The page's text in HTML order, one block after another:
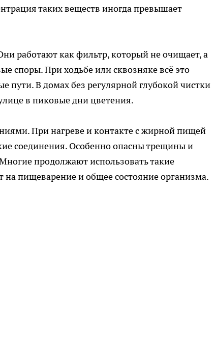
таких веществ иногда превышает
работают как фильтр, который не очищает, а
споры. При ходьбе или сквозняке всё это
пути. В домах без регулярной глубокой чистки
в пиковые дни цветения.
При нагреве и контакте с жирной пищей
соединения. Особенно опасны трещины и
продолжают использовать такие
на пищеварение и общее состояние организма.